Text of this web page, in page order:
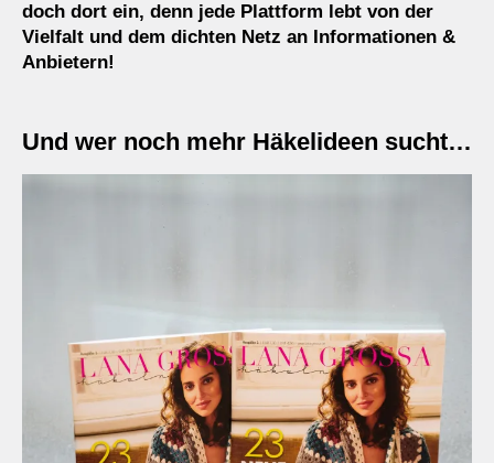
doch dort ein, denn jede Plattform lebt von der
Vielfalt und dem dichten Netz an Informationen &
Anbietern!
Und wer noch mehr Häkelideen sucht…